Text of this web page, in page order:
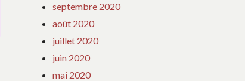
septembre 2020
août 2020
juillet 2020
juin 2020
mai 2020